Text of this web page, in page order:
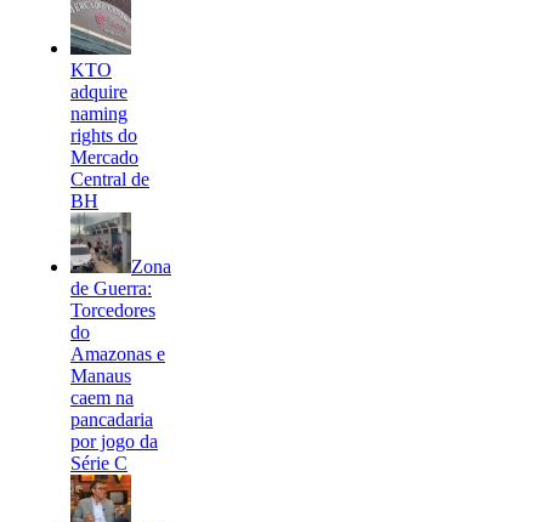
KTO
adquire
naming
rights do
Mercado
Central de
BH
Zona
de Guerra:
Torcedores
do
Amazonas e
Manaus
caem na
pancadaria
por jogo da
Série C